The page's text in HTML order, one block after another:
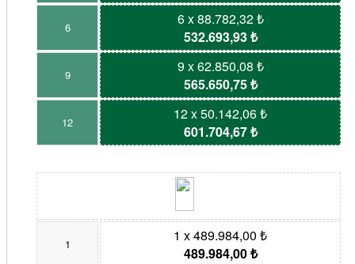
6
6 x 88.782,32 ₺
532.693,93 ₺
9
9 x 62.850,08 ₺
565.650,75 ₺
12
12 x 50.142,06 ₺
601.704,67 ₺
1
1 x 489.984,00 ₺
489.984,00 ₺